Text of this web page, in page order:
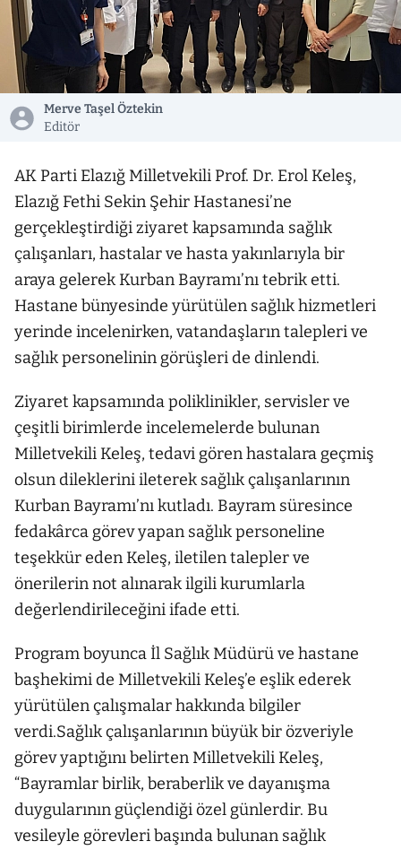
Merve Taşel Öztekin
Editör
AK Parti Elazığ Milletvekili Prof. Dr. Erol Keleş,
Elazığ Fethi Sekin Şehir Hastanesi’ne
gerçekleştirdiği ziyaret kapsamında sağlık
çalışanları, hastalar ve hasta yakınlarıyla bir
araya gelerek Kurban Bayramı’nı tebrik etti.
Hastane bünyesinde yürütülen sağlık hizmetleri
yerinde incelenirken, vatandaşların talepleri ve
sağlık personelinin görüşleri de dinlendi.
Ziyaret kapsamında poliklinikler, servisler ve
çeşitli birimlerde incelemelerde bulunan
Milletvekili Keleş, tedavi gören hastalara geçmiş
olsun dileklerini ileterek sağlık çalışanlarının
Kurban Bayramı’nı kutladı. Bayram süresince
fedakârca görev yapan sağlık personeline
teşekkür eden Keleş, iletilen talepler ve
önerilerin not alınarak ilgili kurumlarla
değerlendirileceğini ifade etti.
Program boyunca İl Sağlık Müdürü ve hastane
başhekimi de Milletvekili Keleş’e eşlik ederek
yürütülen çalışmalar hakkında bilgiler
verdi.Sağlık çalışanlarının büyük bir özveriyle
görev yaptığını belirten Milletvekili Keleş,
“Bayramlar birlik, beraberlik ve dayanışma
duygularının güçlendiği özel günlerdir. Bu
vesileyle görevleri başında bulunan sağlık